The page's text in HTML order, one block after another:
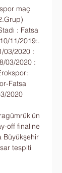
maç
: Fatsa
11/2019:.
03/2020 :
03/2020 :
Fatsa
2020
off finaline
Büyükşehir
tespiti